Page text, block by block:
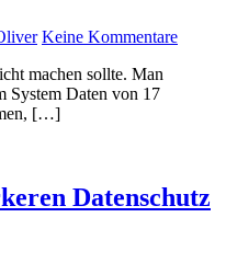
Keine Kommentare
machen sollte. Man
System Daten von 17
[…]
Datenschutz